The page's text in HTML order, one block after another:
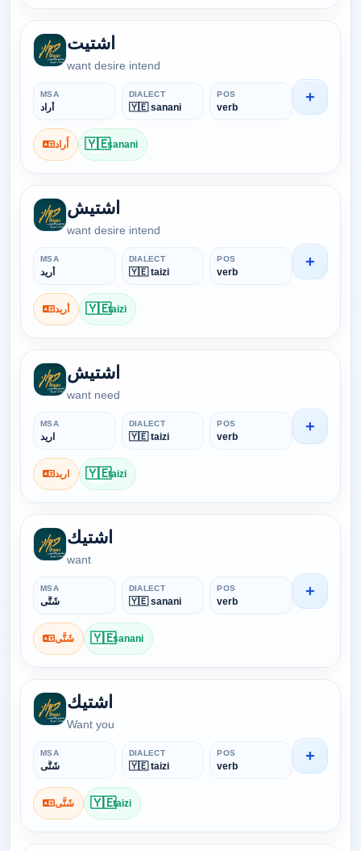
اشتيت
want desire intend
MSA
أَراد
DIALECT
🇾🇪 sanani
POS
verb
أَراد 🇾🇪sanani
+
اشتيش
want desire intend
MSA
أريد
DIALECT
🇾🇪 taizi
POS
verb
أريد 🇾🇪taizi
+
اشتيش
want need
MSA
اريد
DIALECT
🇾🇪 taizi
POS
verb
اريد 🇾🇪taizi
+
اشتيك
want
MSA
شَتَّى
DIALECT
🇾🇪 sanani
POS
verb
شَتَّى 🇾🇪sanani
+
اشتيك
Want you
MSA
شَتَّى
DIALECT
🇾🇪 taizi
POS
verb
شَتَّى 🇾🇪taizi
+